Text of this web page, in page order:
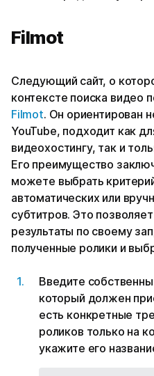
Filmot
Следующий сайт, о
контексте поиска видео
Filmot. Он ориентирован
YouTube, подходит как
видеохостингу, так и
Его преимущество
можете выбрать
автоматических или
субтитров. Это
результаты по своему
полученные ролики и
Введите
который должен
есть конкретные
роликов только на
укажите его